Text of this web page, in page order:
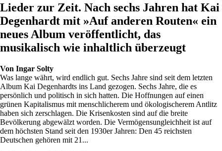
Lieder zur Zeit. Nach sechs Jahren hat Kai
Degenhardt mit »Auf anderen Routen« ein
neues Album veröffentlicht, das
musikalisch wie inhaltlich überzeugt
Von Ingar Solty
Was lange währt, wird endlich gut. Sechs Jahre sind seit dem letzten
Album Kai Degenhardts ins Land gezogen. Sechs Jahre, die es
persönlich und politisch in sich hatten. Die Hoffnungen auf einen
grünen Kapitalismus mit menschlicherem und ökologischerem Antlitz
haben sich zerschlagen. Die Krisenkosten sind auf die breite
Bevölkerung abgewälzt worden. Die Vermögensungleichheit ist auf
dem höchsten Stand seit den 1930er Jahren: Den 45 reichsten
Deutschen gehören mit 21...